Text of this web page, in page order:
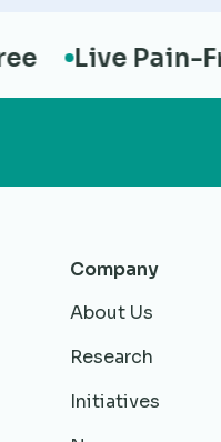
Live Pain-Free
Company
About Us
Research
Initiatives